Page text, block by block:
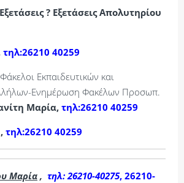
? Εξετάσεις Απολυτηρίου
τηλ:26210 40259
Εκπαιδευτικών και
Ενημέρωση Φακέλων Προσωπ.
Μαρία,τηλ:26210 40259
τηλ:26210 40259
Μαρία , τηλ: 26210-40275, 26210-